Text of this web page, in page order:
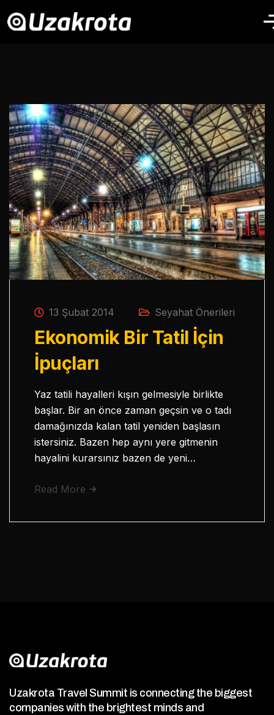
13 Şubat 2014 Seyahat Önerileri
Ekonomik Bir Tatil İçin
İpuçları
Yaz tatili hayalleri kışın gelmesiyle birlikte
başlar. Bir an önce zaman geçsin ve o tadı
damağınızda kalan tatil yeniden başlasın
istersiniz. Bazen hep aynı yere gitmenin
hayalini kurarsınız bazen de yeni…
Read More
Uzakrota Travel Summit is connecting the biggest
companies with the brightest minds and